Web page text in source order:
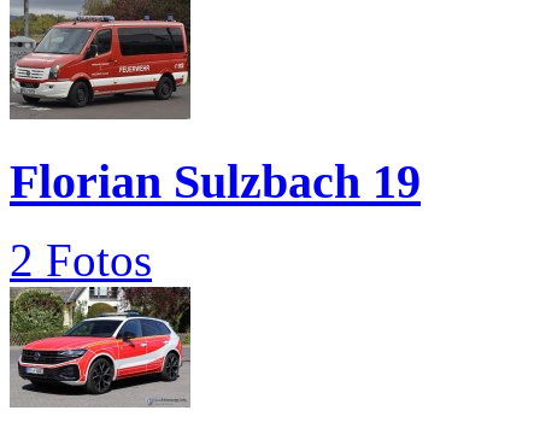
Florian Sulzbach 19
2 Fotos